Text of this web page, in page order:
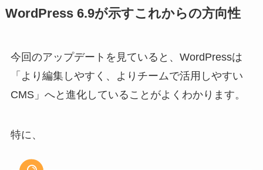
WordPress 6.9が示すこれからの方向性
今回のアップデートを見ていると、WordPressは
「より編集しやすく、よりチームで活用しやすい
CMS」へと進化していることがよくわかります。
特に、